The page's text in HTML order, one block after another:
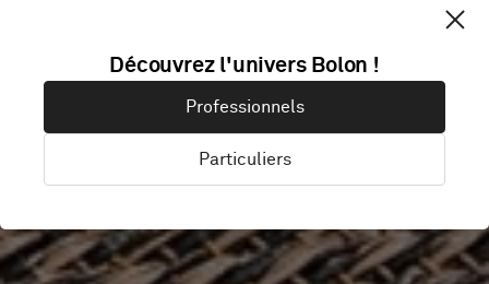
OLD SESSIONS
HOUSE
Découvrez l'univers Bolon !
Professionnels
Particuliers